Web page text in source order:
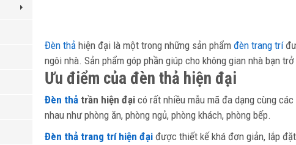
Đèn thả hiện đại là một trong những sản phẩm đèn trang trí
ngôi nhà. Sản phẩm góp phần giúp cho không gian nhà bạn
Ưu điểm của đèn thả hiện đại
Đèn thả trần hiện đại có rất nhiều mẫu mã đa dạng cùng
nhau như phòng ăn, phòng ngủ, phòng khách, phòng bếp.
Đèn thả trang trí hiện đại được thiết kế khá đơn giản, lắp